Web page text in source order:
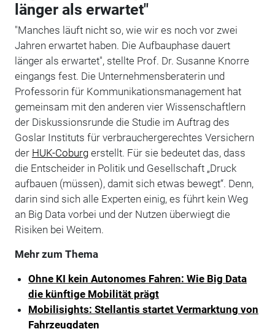
länger als erwartet"
"Manches läuft nicht so, wie wir es noch vor zwei
Jahren erwartet haben. Die Aufbauphase dauert
länger als erwartet", stellte Prof. Dr. Susanne Knorre
eingangs fest. Die Unternehmensberaterin und
Professorin für Kommunikationsmanagement hat
gemeinsam mit den anderen vier Wissenschaftlern
der Diskussionsrunde die Studie im Auftrag des
Goslar Instituts für verbrauchergerechtes Versichern
der HUK-Coburgerstellt. Für sie bedeutet das, dass
die Entscheider in Politik und Gesellschaft „Druck
aufbauen (müssen), damit sich etwas bewegt“. Denn,
darin sind sich alle Experten einig, es führt kein Weg
an Big Data vorbei und der Nutzen überwiegt die
Risiken bei Weitem.
Mehr zum Thema
Ohne KI kein Autonomes Fahren: Wie Big Data
die künftige Mobilität prägt
Mobilisights: Stellantis startet Vermarktung von
Fahrzeugdaten